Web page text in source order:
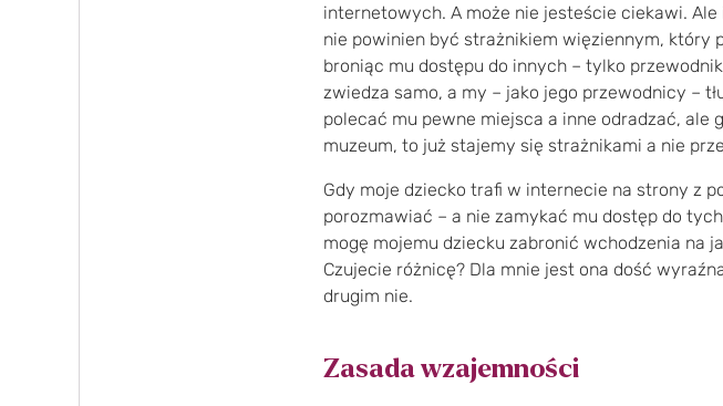
internetowych. A może nie jesteście ciekawi.
nie powinien być strażnikiem więziennym, który
broniąc mu dostępu do innych – tylko
zwiedza samo, a my – jako jego przewodnicy –
polecać mu pewne miejsca a inne odradzać, ale
muzeum, to już stajemy się strażnikami a nie
Gdy moje dziecko trafi w internecie na strony z
porozmawiać – a nie zamykać mu dostęp do
mogę mojemu dziecku zabronić wchodzenia na
Czujecie różnicę? Dla mnie jest ona dość
drugim nie.
Zasada wzajemności